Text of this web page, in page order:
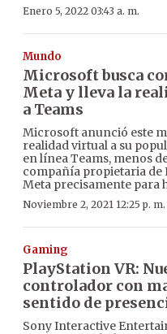
Enero 5, 2022 03:43 a. m.
Mundo
Microsoft busca
Meta y lleva la
a Teams
Microsoft anunció este
realidad virtual a su
en línea Teams, menos
compañía propietaria de
Meta precisamente para
Noviembre 2, 2021 12:25 p. m.
Gaming
PlayStation VR:
controlador con
sentido de
Sony Interactive